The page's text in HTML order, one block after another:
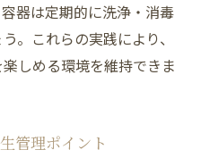
器は定期的に洗浄・消毒
。これらの実践により、
しめる環境を維持できま
管理ポイント